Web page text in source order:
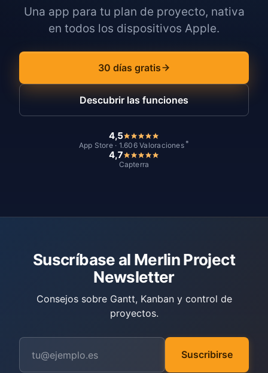
Una app para tu plan de proyecto, nativa
en todos los dispositivos Apple.
30 días gratis
Descubrir las funciones
4,5
App Store · 1.606 Valoraciones *
4,7
Capterra
Suscríbase al Merlin Project
Newsletter
Consejos sobre Gantt, Kanban y control de
proyectos.
Suscribirse